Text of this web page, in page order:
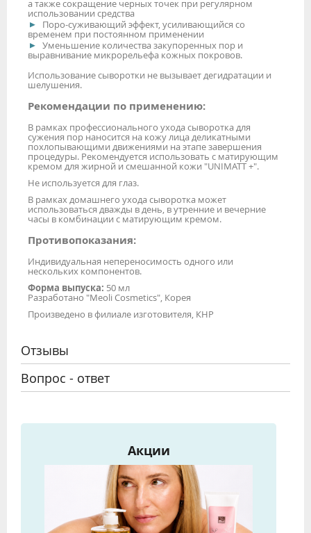
а также сокращение черных точек при регулярном
использовании средства
Поро-суживающий эффект, усиливающийся со
временем при постоянном применении
Уменьшение количества закупоренных пор и
выравнивание микрорельефа кожных покровов.
Использование сыворотки не вызывает дегидратации и
шелушения.
Рекомендации по применению:
В рамках профессионального ухода сыворотка для
сужения пор наносится на кожу лица деликатными
похлопывающими движениями на этапе завершения
процедуры. Рекомендуется использовать с матирующим
кремом для жирной и смешанной кожи "UNIMATT +".
Не используется для глаз.
В рамках домашнего ухода сыворотка может
использоваться дважды в день, в утренние и вечерние
часы в комбинации с матирующим кремом.
Противопоказания:
Индивидуальная непереносимость одного или
нескольких компонентов.
Форма выпуска: 50 мл
Разработано "Meoli Cosmetics", Корея
Произведено в филиале изготовителя, КНР
Отзывы
Вопрос - ответ
Акции